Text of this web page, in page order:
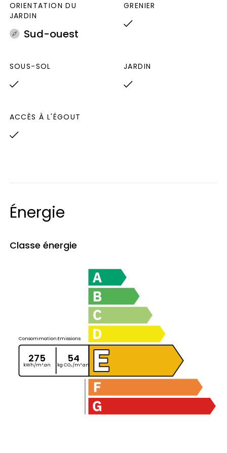
ORIENTATION DU
JARDIN
Sud-ouest
GRENIER
SOUS-SOL JARDIN
ACCÈS À L'ÉGOUT
Énergie
Classe énergie
Consommation
275
kWh/m².an
Emissions
54
kg CO₂/m².an